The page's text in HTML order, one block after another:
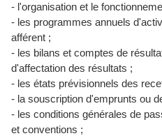
- l'organisation et le
- les programmes annuels
afférent ;
- les bilans et comptes de
d'affectation des résultats ;
- les états prévisionnels des
- la souscription d'emprunts ou
- les conditions générales de
et conventions ;